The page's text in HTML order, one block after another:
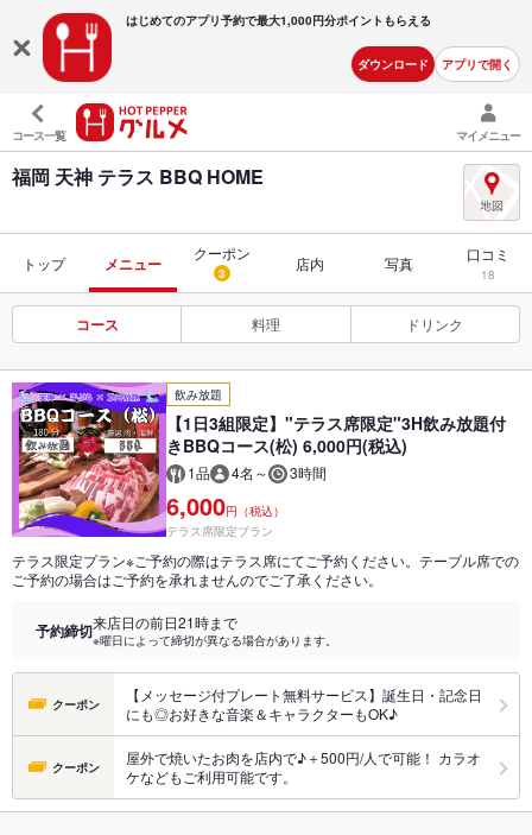
はじめてのアプリ予約で最大1,000円分ポイントもらえる
ダウンロード アプリで開く
コース一覧 マイメニュー
福岡 天神 テラス BBQ HOME
トップ メニュー
クーポン
3 店内 写真 口コミ
18
コース 料理 ドリンク
飲み放題
【1日3組限定】"テラス席限定"3H飲み放題付
きBBQコース(松) 6,000円(税込)
1品 4名～ 3時間
6,000円（税込）
テラス席限定プラン
テラス限定プラン※ご予約の際はテラス席にてご予約ください。テーブル席での
ご予約の場合はご予約を承れませんのでご了承ください。
予約締切来店日の前日21時まで
※曜日によって締切が異なる場合があります。
クーポン
【メッセージ付プレート無料サービス】誕生日・記念日
にも◎お好きな音楽＆キャラクターもOK♪
クーポン
屋外で焼いたお肉を店内で♪＋500円/人で可能！ カラオ
ケなどもご利用可能です。